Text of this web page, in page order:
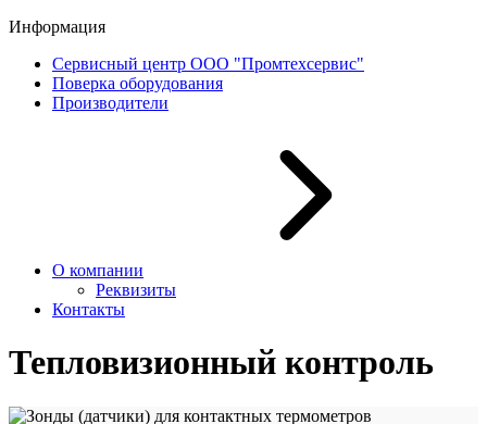
Информация
Сервисный центр ООО "Промтехсервис"
Поверка оборудования
Производители
О компании
Реквизиты
Контакты
Тепловизионный контроль